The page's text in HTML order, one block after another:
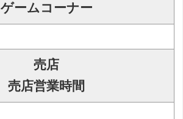
ゲームコーナー
売店
売店営業時間